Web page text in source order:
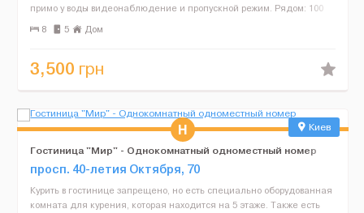
примо у воды видеонаблюдение и пропускной режим. Рядом: 100
шагов ресторан и пляжный комплекс «Пос...
8 5 Дом
3,500 грн
Киев
Гостиница "Мир" - Однокомнатный одноместный номер
просп. 40-летия Октября, 70
Курить в гостинице запрещено, но есть специально оборудованная
комната для курения, которая находится на 5 этаже. Также есть